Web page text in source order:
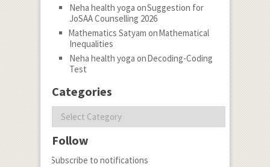
Neha health yoga onSuggestion for
JoSAA Counselling 2026
Mathematics Satyam onMathematical
Inequalities
Neha health yoga onDecoding-Coding
Test
Categories
Categories
Follow
Subscribe to notifications